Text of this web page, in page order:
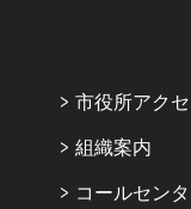
市役所アク
組織案内
コールセン